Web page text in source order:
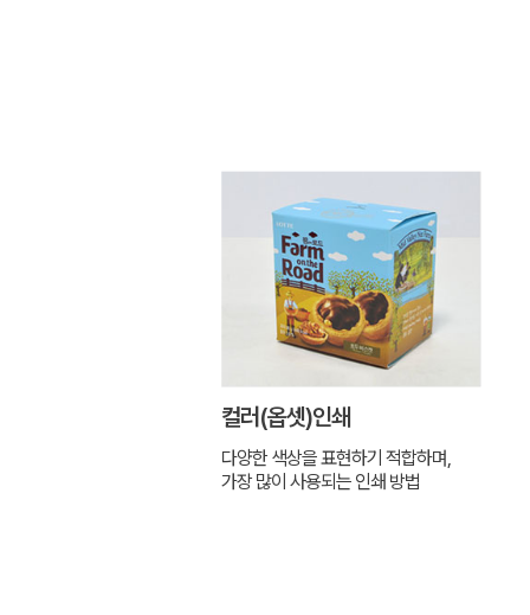
컬러(옵셋)인쇄
다양한 색상을 표현하기 적합하며,
가장 많이 사용되는 인쇄 방법